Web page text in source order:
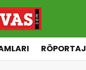
RÖPORTAJ